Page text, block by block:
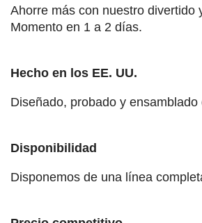
Ahorre más con nuestro divertido
Momento en 1 a 2 días.
Hecho en los EE. UU.
Diseñado, probado y
Disponibilidad
Disponemos de una línea